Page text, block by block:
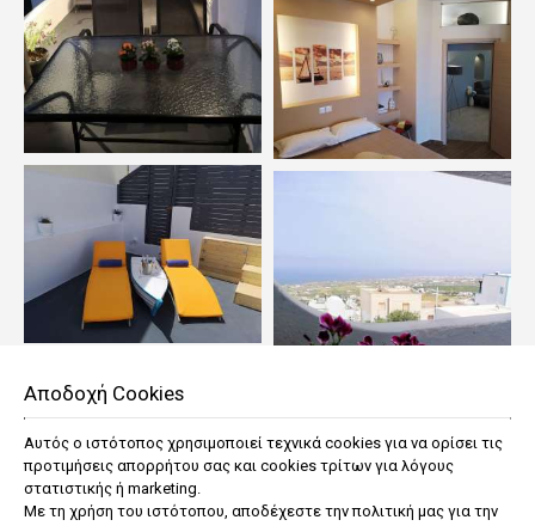
Αποδοχή Cookies
Αυτός ο ιστότοπος χρησιμοποιεί τεχνικά cookies για να ορίσει τις
προτιμήσεις απορρήτου σας και cookies τρίτων για λόγους
στατιστικής ή marketing.
Με τη χρήση του ιστότοπου, αποδέχεστε την πολιτική μας για την